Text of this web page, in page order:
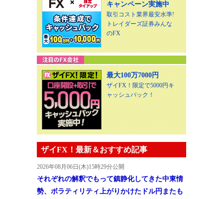
キャンペーン実施中
取引コスト業界最安水準!
トレイダーズ証券みんな
のFX
最大100万7000円
ザイFX！限定で5000円キ
ャッシュバック！
ザイFX！最新＆おすすめ記事
2026年08月06日(木)15時29分公開
それぞれの解釈でもって鎮静化してきた中東情
勢、ボラティリティ上がりかけたドル円またも